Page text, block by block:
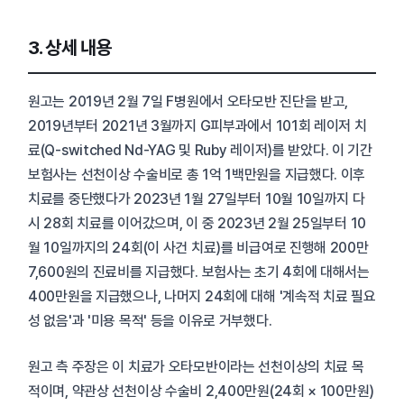
3. 상세 내용
원고는 2019년 2월 7일 F병원에서 오타모반 진단을 받고,
2019년부터 2021년 3월까지 G피부과에서 101회 레이저 치
료(Q-switched Nd-YAG 및 Ruby 레이저)를 받았다. 이 기간
보험사는 선천이상 수술비로 총 1억 1백만원을 지급했다. 이후
치료를 중단했다가 2023년 1월 27일부터 10월 10일까지 다
시 28회 치료를 이어갔으며, 이 중 2023년 2월 25일부터 10
월 10일까지의 24회(이 사건 치료)를 비급여로 진행해 200만
7,600원의 진료비를 지급했다. 보험사는 초기 4회에 대해서는
400만원을 지급했으나, 나머지 24회에 대해 '계속적 치료 필요
성 없음'과 '미용 목적' 등을 이유로 거부했다.
원고 측 주장은 이 치료가 오타모반이라는 선천이상의 치료 목
적이며, 약관상 선천이상 수술비 2,400만원(24회 × 100만원)